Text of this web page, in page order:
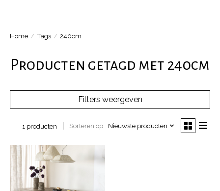
Home / Tags / 240cm
Producten getagd met 240cm
Filters weergeven
1 producten Sorteren op Nieuwste producten